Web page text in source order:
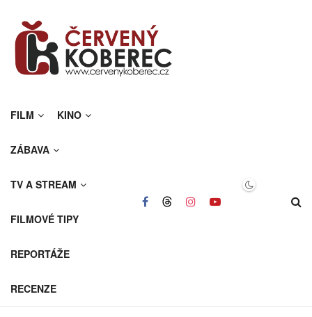
FILM KINO
ZÁBAVA
TV A STREAM
FILMOVÉ TIPY
REPORTÁŽE
RECENZE